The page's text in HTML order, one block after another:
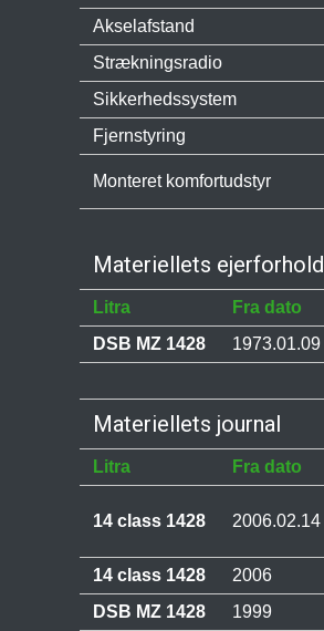
Akselafstand
Strækningsradio
Sikkerhedssystem
Fjernstyring
Monteret komfortudstyr
Materiellets ejerforhold
Litra Fra dato
DSB MZ 1428
1973.01.09
Materiellets journal
Litra Fra dato
14 class 1428 2006.02.14
14 class 1428
2006
DSB MZ 1428
1999